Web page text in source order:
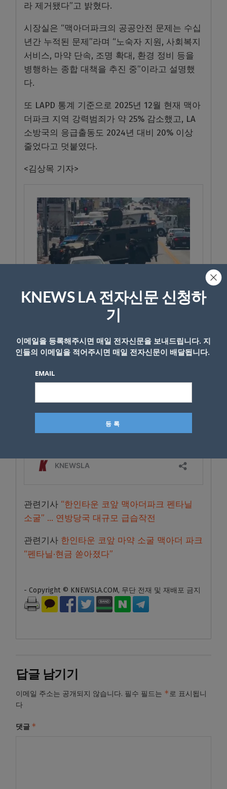
라 제거됐다”고 밝혔다.
시장실은 “맥아더파크의 공공안전 문제는 수십
년간 누적된 문제”라며 “노숙자 지원, 사회복지
서비스, 마약 단속, 조명 확대, 환경 정비 등을
병행하는 종합 대책을 추진 중”이라고 설명했
다.
또 LAPD 통계 기준으로 2025년 12월 현재 맥아
더파크 지역 강력범죄가 약 25% 감소했고, LA
소방국의 응급출동도 2024년 대비 20% 이상
줄었다고 덧붙였다.
<김상목 기자>
관련기사 “한인타운 코앞 맥아더파크 펜타닐
소굴” … 연방당국 대규모 급습작전
관련기사 한인타운 코앞 마약 소굴 맥아더 파크
“펜타닐·현금 쏟아졌다”
- Copyright © KNEWSLA.COM, 무단 전재 및 재배포 금지
답글 남기기
이메일 주소는 공개되지 않습니다. 필수 필드는 *로 표시됩니
다
댓글 *
KNEWS LA 전자신문 신청하
기
이메일을 등록해주시면 매일 전자신문을 보내드립니다. 지
인들의 이메일을 적어주시면 매일 전자신문이 배달됩니다.
EMAIL